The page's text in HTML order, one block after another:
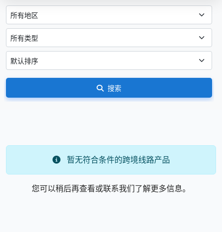
搜索
暂无符合条件的跨境线路产品
您可以稍后再查看或联系我们了解更多信息。